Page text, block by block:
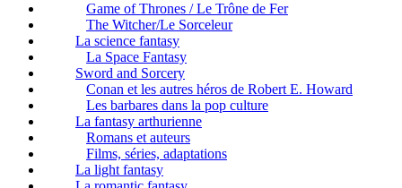
Game of Thrones / Le Trône de Fer
The Witcher/Le Sorceleur
La science fantasy
La Space Fantasy
Sword and Sorcery
Conan et les autres héros de Robert E. Howard
Les barbares dans la pop culture
La fantasy arthurienne
Romans et auteurs
Films, séries, adaptations
La light fantasy